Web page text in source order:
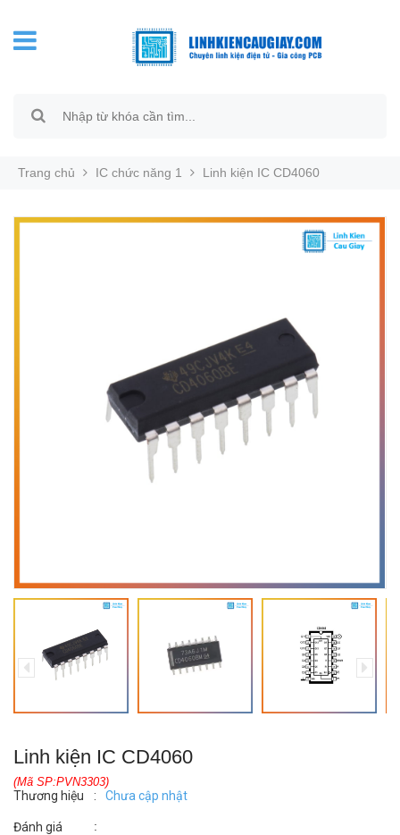
Trang chủ IC chức năng 1 Linh kiện IC CD4060
Linh kiện IC CD4060
(Mã SP:PVN3303)
Thương hiệu : Chưa cập nhật
Đánh giá
: